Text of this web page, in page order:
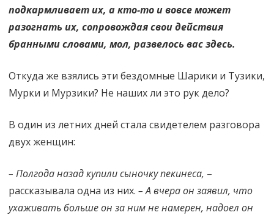
подкармливает их, а кто-то и вовсе может
разогнать их, сопровождая свои действия
бранными словами, мол, развелось вас здесь.
Откуда же взялись эти бездомные Шарики и Тузики,
Мурки и Мурзики? Не наших ли это рук дело?
В один из летних дней стала свидетелем разговора
двух женщин:
– Полгода назад купили сыночку пекинеса, –
рассказывала одна из них. – А вчера он заявил, что
ухаживать больше он за ним не намерен, надоел он